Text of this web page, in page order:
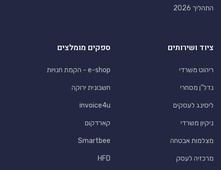
התהליך 2026
ציוד ושירותים
ריהוט משרדי
נדל"ן מסחרי
ליסינג לעסקים
ניקיון משרדי
מצלמות אבטחה
מרכזיה לעסק
ספקים מומלצים
e-shop - הקמת חנויות
חשבונית ירוקה
invoice4u
קארדקום
Smartbee
HFD